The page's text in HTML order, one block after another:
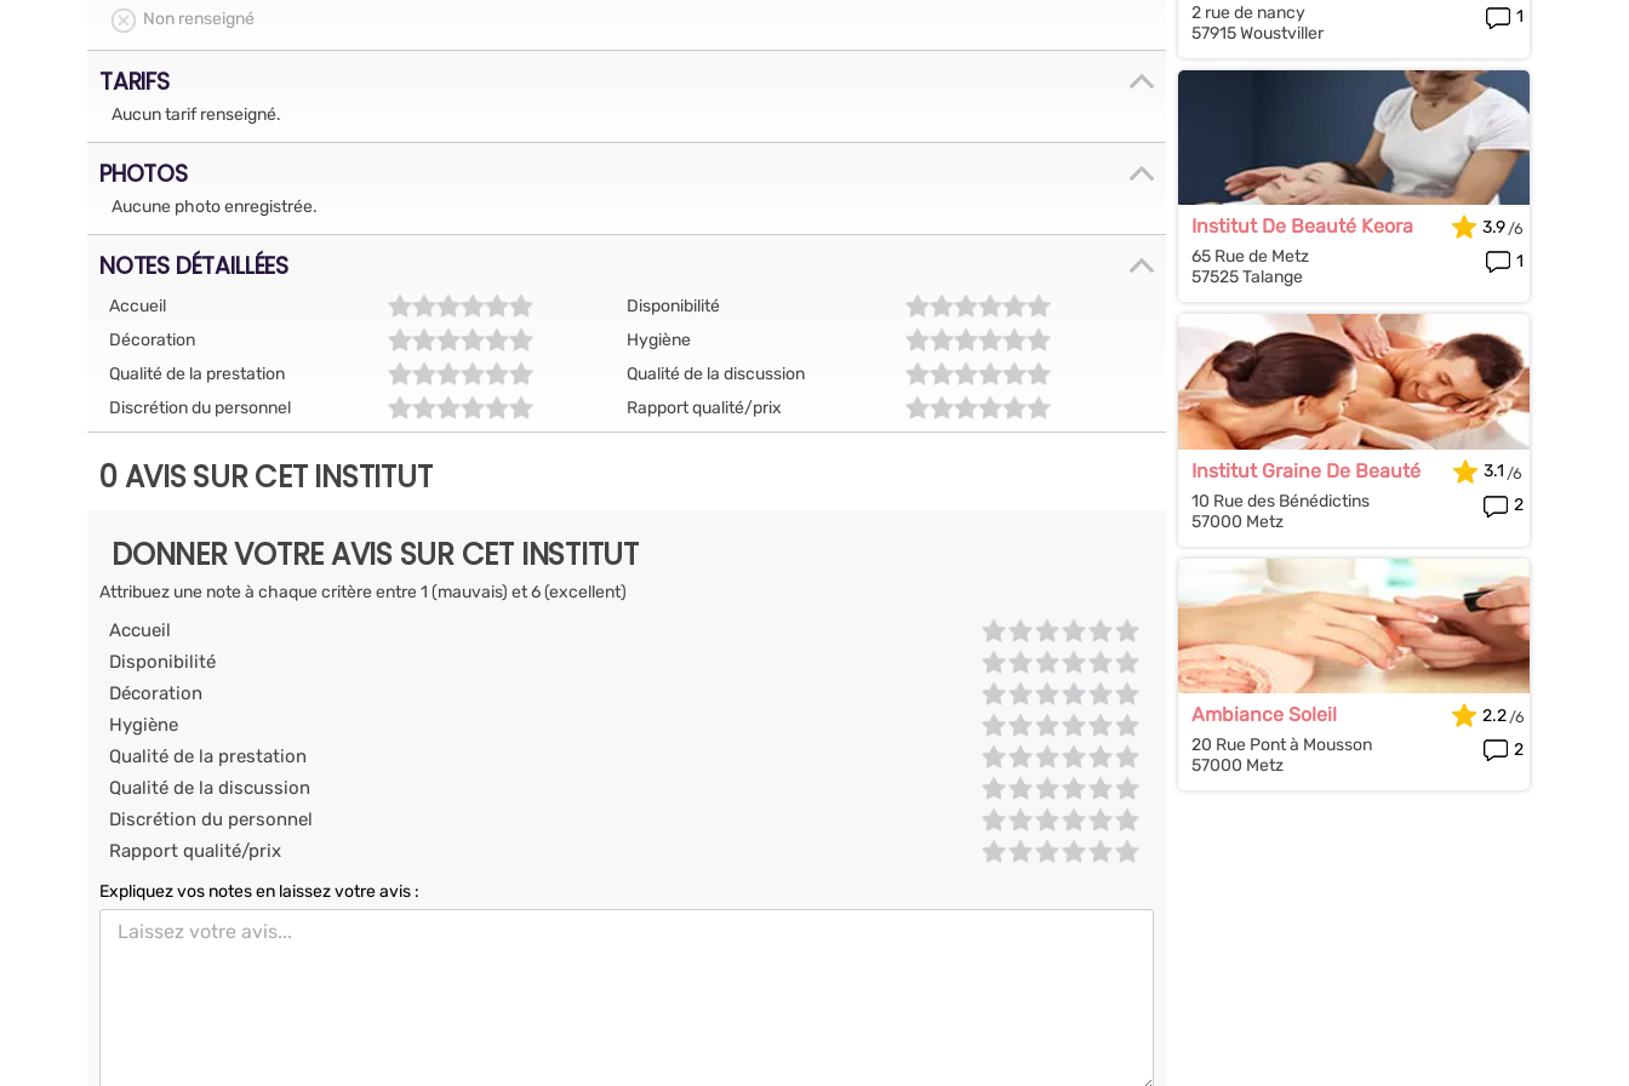
Non renseigné
TARIFS
Aucun tarif renseigné.
PHOTOS
Aucune photo enregistrée.
NOTES DÉTAILLÉES
Accueil
Disponibilité
Décoration
Hygiène
Qualité de la prestation
Qualité de la discussion
Discrétion du personnel
Rapport qualité/prix
0 AVIS SUR CET INSTITUT
DONNER VOTRE AVIS SUR CET INSTITUT
Attribuez une note à chaque critère entre 1 (mauvais) et 6 (excellent)
Accueil
Disponibilité
Décoration
Hygiène
Qualité de la prestation
Qualité de la discussion
Discrétion du personnel
Rapport qualité/prix
Expliquez vos notes en laissez votre avis :
2 rue de nancy
57915 Woustviller
1
Institut De Beauté Keora
65 Rue de Metz
57525 Talange
3.9
1
Institut Graine De Beauté
10 Rue des Bénédictins
57000 Metz
3.1
2
Ambiance Soleil
20 Rue Pont à Mousson
57000 Metz
2.2
2